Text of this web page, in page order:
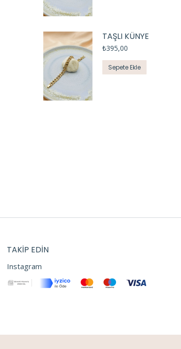
TAŞLI KÜNYE
₺395,00
Sepete Ekle
TAKIP EDIN
Instagram